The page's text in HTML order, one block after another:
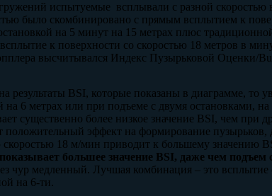
испытуемые всплывали с разной
было скомбинировано с прямым всплытием к
на 5 минут на 15 метрах плюс
к поверхности со скоростью 18 метров в
высчитывался Индекс Пузырьковой Оценки/
результаты BSI, которые показаны в диаграмме, то
на 6 метрах или при подъеме с двумя остановками,
существенно более низкое значение BSI, чем при
положительный эффект на формирование
скоростью 18 м/мин приводит к большему значению
большее значение BSI, даже чем подъем
чур медленный. Лучшая комбинация – это
на 6-ти.